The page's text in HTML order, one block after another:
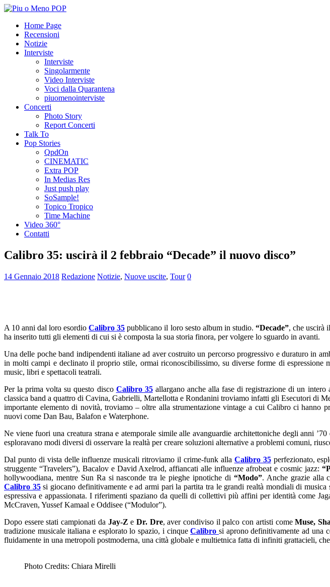
Home Page
Recensioni
Notizie
Interviste
Interviste
Singolarmente
Video Interviste
Voci dalla Quarantena
piuomenointerviste
Concerti
Photo Story
Report Concerti
Talk To
Pop Stories
QpdOn
CINEMATIC
Extra POP
In Medias Res
Just push play
SoSample!
Topico Tropico
Time Machine
Video 360°
Contatti
Calibro 35: uscirà il 2 febbraio “Decade” il nuovo disco”
14 Gennaio 2018 Redazione Notizie, Nuove uscite, Tour 0
A 10 anni dal loro esordioCalibro 35 pubblicano il loro sesto album in studio. “Decade”, che uscirà
ha inserito tutti gli elementi di cui si è composta la sua storia finora, per volgere lo sguardo in avanti.
Una delle poche band indipendenti italiane ad aver costruito un percorso progressivo e duraturo in
in molti campi e declinato il proprio stile, ormai riconoscibilissimo, su diverse forme di
music, libri e spettacoli teatrali.
Per la prima volta su questo disco Calibro 35allargano anche alla fase di registrazione di un
classica band a quattro di Cavina, Gabrielli, Martellotta e Rondanini troviamo infatti gli Esecutori di
importante elemento di novità, troviamo – oltre alla strumentazione vintage a cui Calibro ci hanno
nuovi come Dan Bau, Balafon e Waterphone.
Ne viene fuori una creatura strana e atemporale simile alle avanguardie architettoniche degli anni
esploravano modi diversi di osservare la realtà per creare soluzioni alternative a problemi comuni,
Dal punto di vista delle influenze musicali ritroviamo il crime-funk alla Calibro 35perfezionato,
struggente “Travelers”), Bacalov e David Axelrod, affiancati alle influenze afrobeat e cosmic jazz:
hollywoodiana, mentre Sun Ra si nasconde tra le pieghe ipnotiche di “Modo”. Anche grazie alla
Calibro 35si giocano definitivamente e ad armi pari la partita tra le grandi realtà mondiali di
espressiva e appassionata. I riferimenti spaziano da quelli di collettivi più affini per identità come
McCraven, Yussef Kamaal e Oddisee (“Modulor”).
Dopo essere stati campionati da Jay-Z e Dr. Dre, aver condiviso il palco con artisti comeMuse,
tradizione musicale italiana e esplorato lo spazio, i cinqueCalibrosi aprono definitivamente ad una
fluidamente in una metropoli postmoderna, una città globale e multietnica fatta di infiniti grattacieli,
Photo Credits: Chiara Mirelli